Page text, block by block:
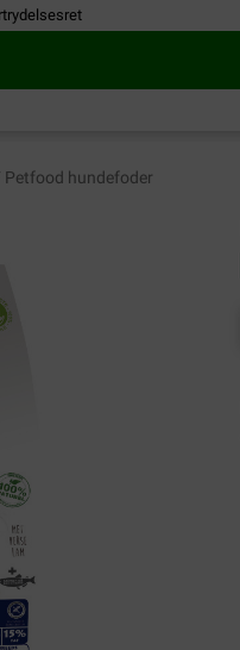
Petfood hundefoder